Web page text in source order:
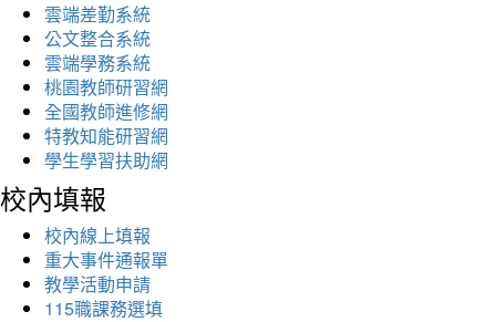
雲端差勤系統
公文整合系統
雲端學務系統
桃園教師研習網
全國教師進修網
特教知能研習網
學生學習扶助網
校內填報
校內線上填報
重大事件通報單
教學活動申請
115職課務選填